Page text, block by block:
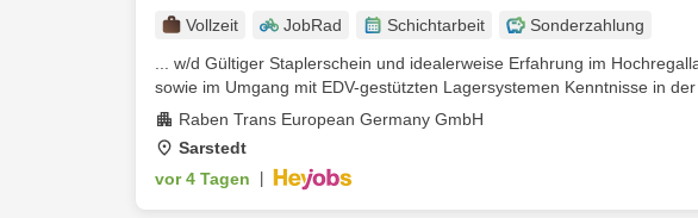
Vollzeit JobRad Schichtarbeit
Sonderzahlung
... w/d Gültiger Staplerschein und idealerweise Erfahrung im
sowie im Umgang mit EDV-gestützten Lagersystemen Kenntnisse in der
Raben Trans European Germany GmbH
Sarstedt
vor 4 Tagen